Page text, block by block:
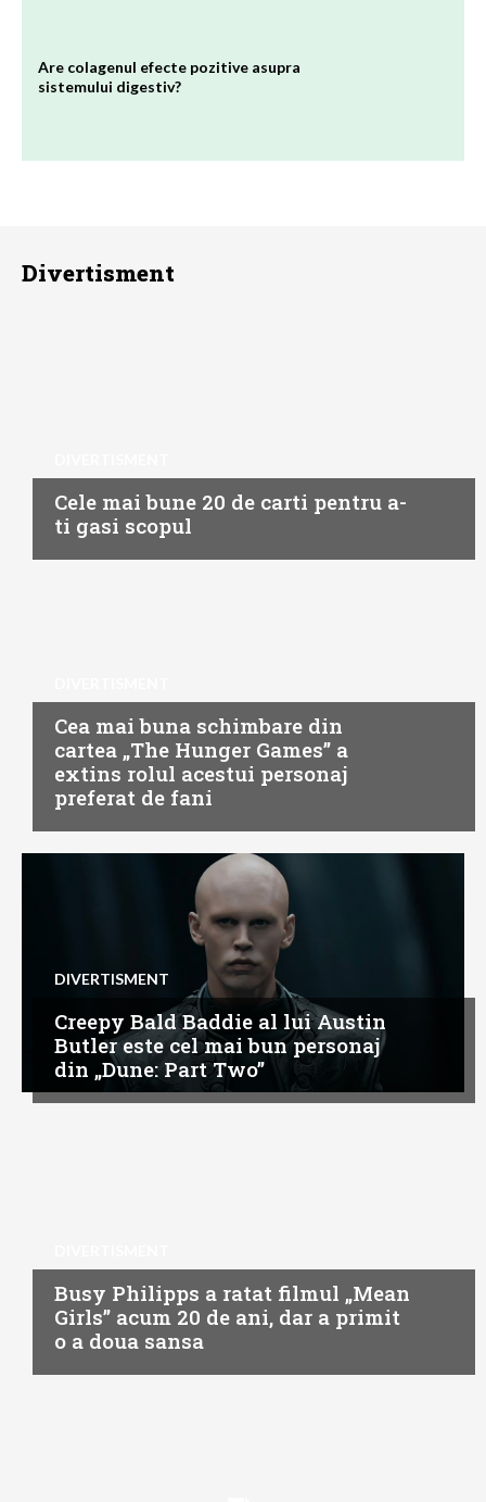
Are colagenul efecte pozitive asupra
sistemului digestiv?
Divertisment
Cele mai bune 20 de carti pentru a-
ti gasi scopul
Cea mai buna schimbare din
cartea „The Hunger Games” a
extins rolul acestui personaj
preferat de fani
DIVERTISMENT
Creepy Bald Baddie al lui Austin
Butler este cel mai bun personaj
din „Dune: Part Two”
Busy Philipps a ratat filmul „Mean
Girls” acum 20 de ani, dar a primit
o a doua sansa